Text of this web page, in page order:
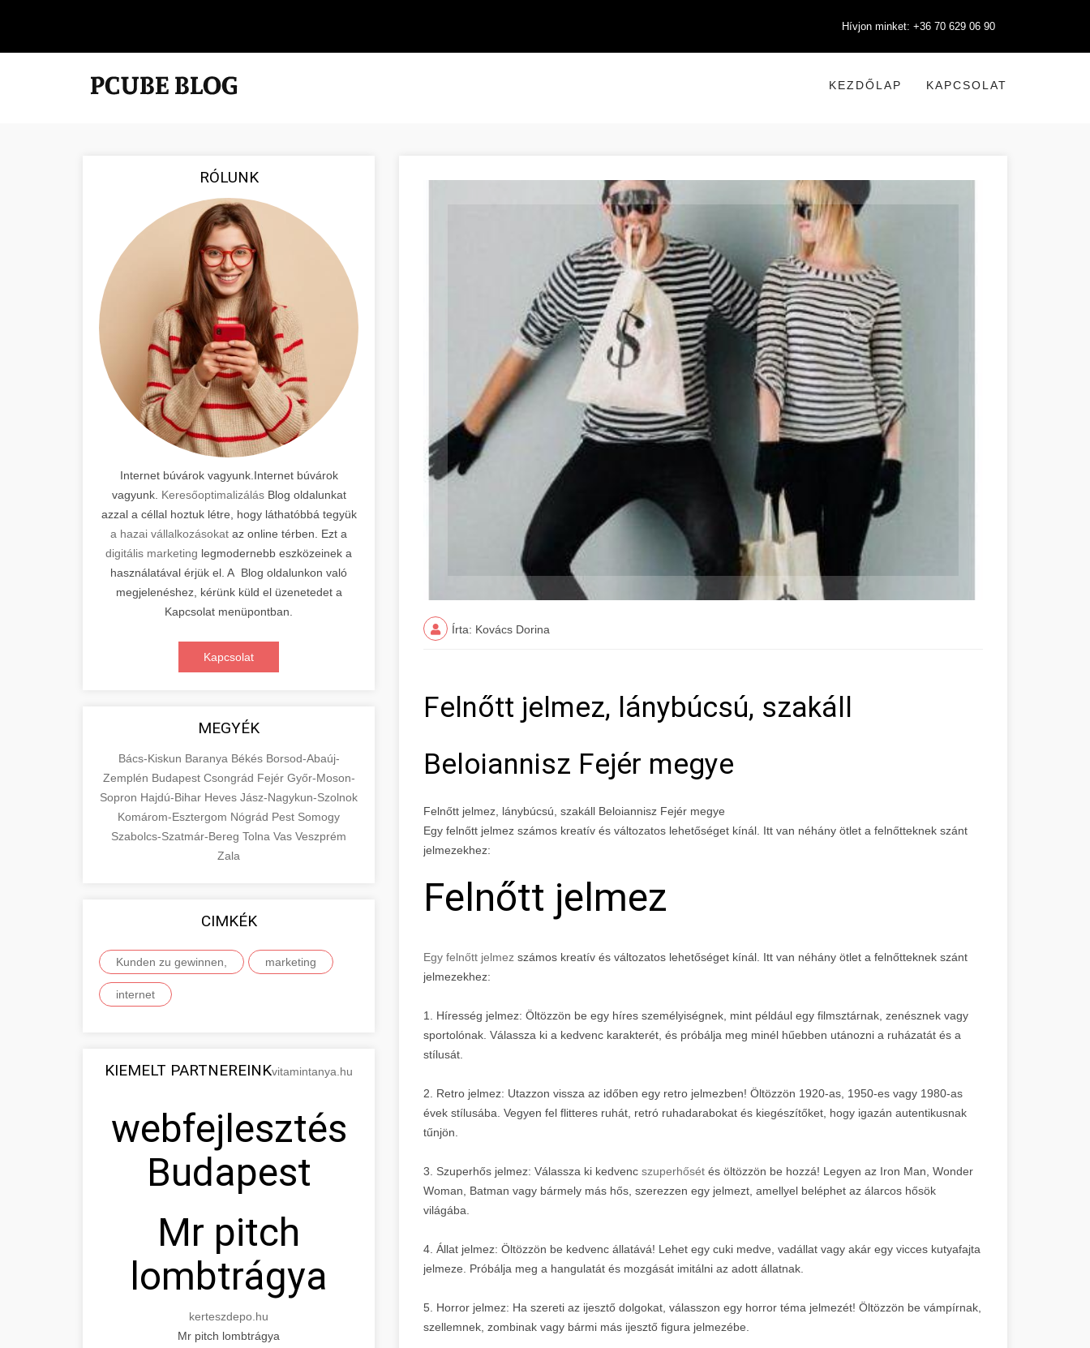
Hívjon minket: +36 70 629 06 90
KEZDŐLAP KAPCSOLAT
RÓLUNK
Internet búvárok vagyunk.Internet búvárok
vagyunk. KeresőoptimalizálásBlog oldalunkat
azzal a céllal hoztuk létre, hogy láthatóbbá tegyük
a hazai vállalkozásokat az online térben. Ezt a
digitális marketing legmodernebb eszközeinek a
használatával érjük el. A Blog oldalunkon való
megjelenéshez, kérünk küld el üzenetedet a
Kapcsolat menüpontban.
Kapcsolat
MEGYÉK
Bács-Kiskun Baranya Békés Borsod-Abaúj-
Zemplén Budapest Csongrád Fejér Győr-Moson-
Sopron Hajdú-Bihar Heves Jász-Nagykun-Szolnok
Komárom-Esztergom Nógrád Pest Somogy
Szabolcs-Szatmár-Bereg Tolna Vas Veszprém
Zala
CIMKÉK
Kunden zu gewinnen, marketing
internet
KIEMELT PARTNEREINKvitamintanya.hu
webfejlesztés
Budapest
Mr pitch
lombtrágya
kerteszdepo.hu
Mr pitch lombtrágya
Írta: Kovács Dorina
Felnőtt jelmez, lánybúcsú, szakáll
Beloiannisz Fejér megye
Felnőtt jelmez, lánybúcsú, szakáll Beloiannisz Fejér megye
Egy felnőtt jelmez számos kreatív és változatos lehetőséget kínál. Itt van néhány ötlet a felnőtteknek szánt
jelmezekhez:
Felnőtt jelmez
Egy felnőtt jelmez számos kreatív és változatos lehetőséget kínál. Itt van néhány ötlet a felnőtteknek szánt
jelmezekhez:
1. Híresség jelmez: Öltözzön be egy híres személyiségnek, mint például egy filmsztárnak, zenésznek vagy
sportolónak. Válassza ki a kedvenc karakterét, és próbálja meg minél hűebben utánozni a ruházatát és a
stílusát.
2. Retro jelmez: Utazzon vissza az időben egy retro jelmezben! Öltözzön 1920-as, 1950-es vagy 1980-as
évek stílusába. Vegyen fel flitteres ruhát, retró ruhadarabokat és kiegészítőket, hogy igazán autentikusnak
tűnjön.
3. Szuperhős jelmez: Válassza ki kedvenc szuperhősét és öltözzön be hozzá! Legyen az Iron Man, Wonder
Woman, Batman vagy bármely más hős, szerezzen egy jelmezt, amellyel beléphet az álarcos hősök
világába.
4. Állat jelmez: Öltözzön be kedvenc állatává! Lehet egy cuki medve, vadállat vagy akár egy vicces kutyafajta
jelmeze. Próbálja meg a hangulatát és mozgását imitálni az adott állatnak.
5. Horror jelmez: Ha szereti az ijesztő dolgokat, válasszon egy horror téma jelmezét! Öltözzön be vámpírnak,
szellemnek, zombinak vagy bármi más ijesztő figura jelmezébe.